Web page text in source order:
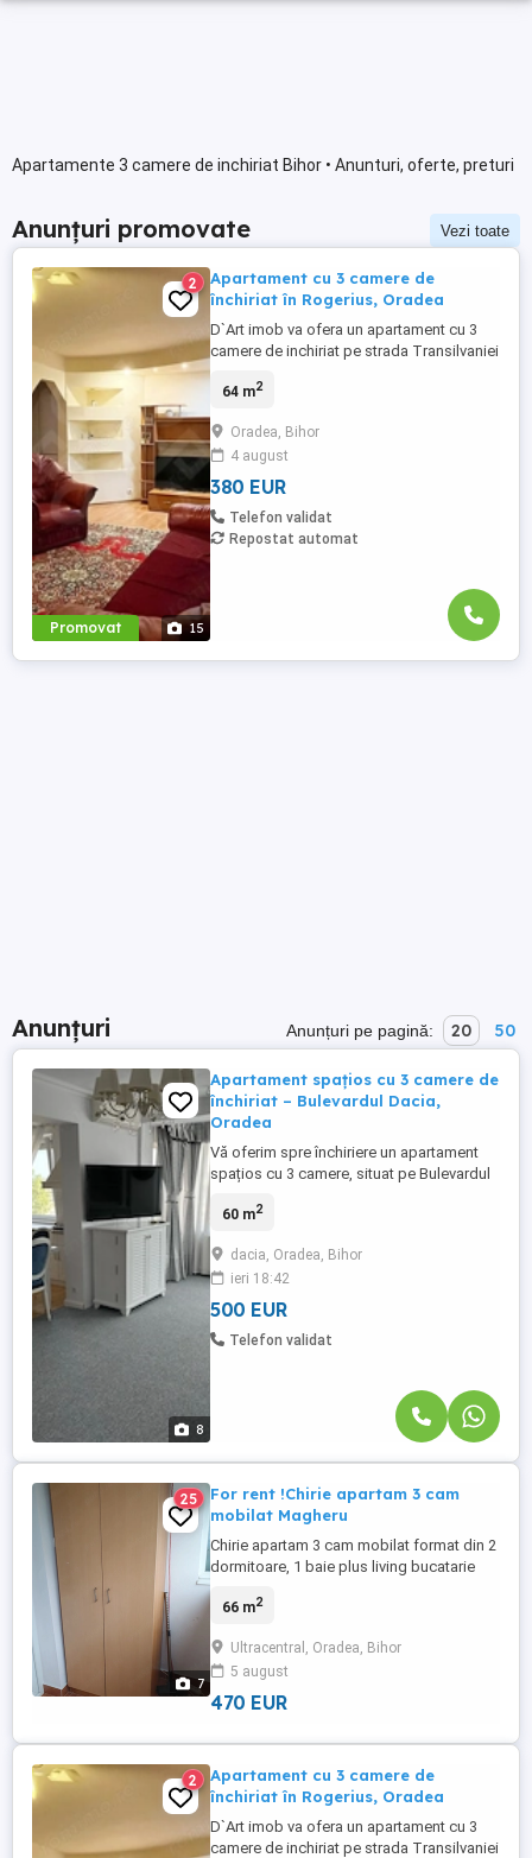
Apartamente 3 camere de inchiriat Bihor • Anunturi, oferte, preturi
Anunțuri promovate Vezi toate
Promovat 15
2
Apartament cu 3 camere de
închiriat în Rogerius, Oradea
D`Art imob va ofera un apartament cu 3
camere de inchiriat pe strada Transilvaniei
afla la etajul 5 al unui bloc cu 9 etaje si lift,
Transilvaniei. Apartamentul este
decomandat si masoara o suprafata utila
de 64 mp compus din ...
64 m2
Oradea, Bihor
4 august
380 EUR
Telefon validat
Repostat automat
Anunțuri Anunțuri pe pagină: 20 50
8
Apartament spațios cu 3 camere de
închiriat – Bulevardul Dacia,
Oradea
Vă oferim spre închiriere un apartament
spațios cu 3 camere, situat pe Bulevardul
rezidențiale din Oradea. Amplasat la etajul
apartamentul beneficiază de o
compartimentare practică și funcțională,
fiind ideal pentru cei ...
60 m2
dacia, Oradea, Bihor
ieri 18:42
500 EUR
Telefon validat
7
25
For rent !Chirie apartam 3 cam
mobilat Magheru
Chirie apartam 3 cam mobilat format din 2
dormitoare, 1 baie plus living bucatarie
situat in aria ultracentrala facultatea de
plus depozit o luna sau vand inf tel sau
whatsapp
66 m2
Ultracentral, Oradea, Bihor
5 august
470 EUR
2
Apartament cu 3 camere de
închiriat în Rogerius, Oradea
D`Art imob va ofera un apartament cu 3
camere de inchiriat pe strada Transilvaniei